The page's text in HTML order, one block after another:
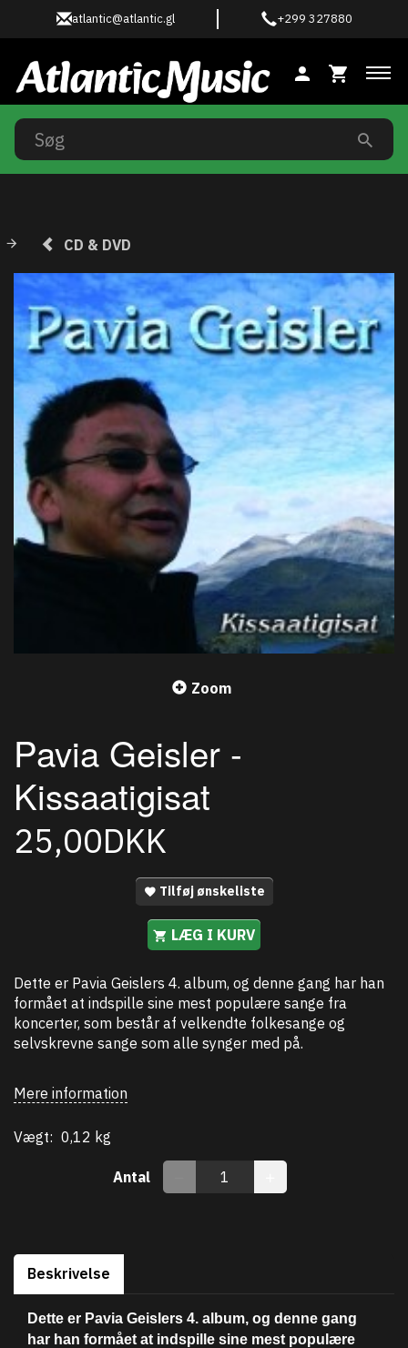
atlantic@atlantic.gl +299 327880
CD & DVD
Zoom
Pavia Geisler -
Kissaatigisat
25,00DKK
Tilføj ønskeliste
LÆG I KURV
Dette er Pavia Geislers 4. album, og denne gang har han
formået at indspille sine mest populære sange fra
koncerter, som består af velkendte folkesange og
selvskrevne sange som alle synger med på.
Mere information
Vægt: 0,12 kg
Antal
Beskrivelse
Dette er Pavia Geislers 4. album, og denne gang
har han formået at indspille sine mest populære